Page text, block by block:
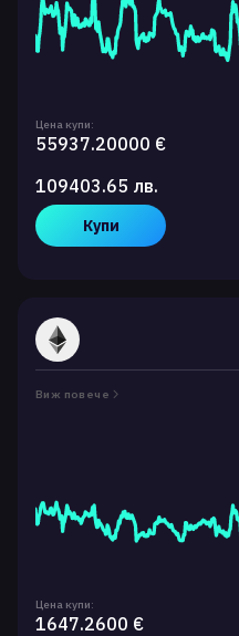
Цена купи:
55937.20000 €
109403.65 лв.
Купи
Виж повече
Цена купи:
1647.2600 €